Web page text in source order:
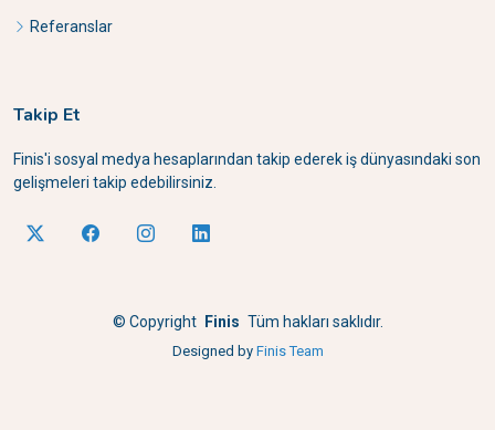
Referanslar
Takip Et
Finis'i sosyal medya hesaplarından takip ederek iş dünyasındaki son
gelişmeleri takip edebilirsiniz.
© Copyright Finis Tüm hakları saklıdır.
Designed by Finis Team